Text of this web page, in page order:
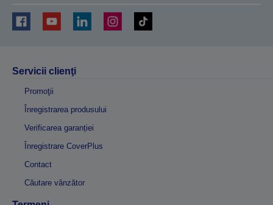
Servicii clienţi
Promoţii
Înregistrarea produsului
Verificarea garanției
Înregistrare CoverPlus
Contact
Căutare vânzător